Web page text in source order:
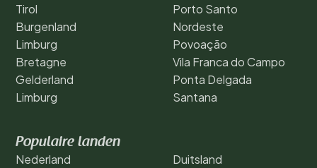
Tirol
Burgenland
Limburg
Bretagne
Gelderland
Limburg
Porto Santo
Nordeste
Povoação
Vila Franca do Campo
Ponta Delgada
Santana
Populaire landen
Nederland
Duitsland